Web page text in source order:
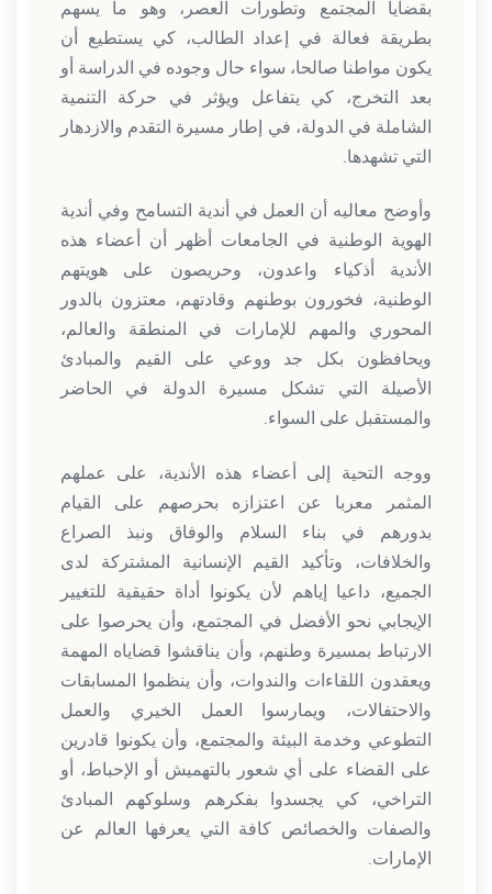
بقضايا المجتمع وتطورات العصر، وهو ما يسهم
بطريقة فعالة في إعداد الطالب، كي يستطيع أن
يكون مواطنا صالحا، سواء حال وجوده في الدراسة أو
بعد التخرج، كي يتفاعل ويؤثر في حركة التنمية
الشاملة في الدولة، في إطار مسيرة التقدم والازدهار
التي تشهدها.
وأوضح معاليه أن العمل في أندية التسامح وفي أندية
الهوية الوطنية في الجامعات أظهر أن أعضاء هذه
الأندية أذكياء واعدون، وحريصون على هويتهم
الوطنية، فخورون بوطنهم وقادتهم، معتزون بالدور
المحوري والمهم للإمارات في المنطقة والعالم،
ويحافظون بكل جد ووعي على القيم والمبادئ
الأصيلة التي تشكل مسيرة الدولة في الحاضر
والمستقبل على السواء.
ووجه التحية إلى أعضاء هذه الأندية، على عملهم
المثمر معربا عن اعتزازه بحرصهم على القيام
بدورهم في بناء السلام والوفاق ونبذ الصراع
والخلافات، وتأكيد القيم الإنسانية المشتركة لدى
الجميع، داعيا إياهم لأن يكونوا أداة حقيقية للتغيير
الإيجابي نحو الأفضل في المجتمع، وأن يحرصوا على
الارتباط بمسيرة وطنهم، وأن يناقشوا قضاياه المهمة
ويعقدون اللقاءات والندوات، وأن ينظموا المسابقات
والاحتفالات، ويمارسوا العمل الخيري والعمل
التطوعي وخدمة البيئة والمجتمع، وأن يكونوا قادرين
على القضاء على أي شعور بالتهميش أو الإحباط، أو
التراخي، كي يجسدوا بفكرهم وسلوكهم المبادئ
والصفات والخصائص كافة التي يعرفها العالم عن
الإمارات.